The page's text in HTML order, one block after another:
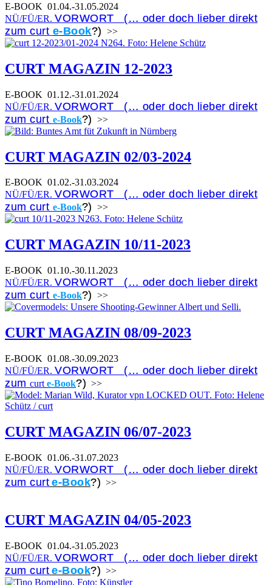
E-BOOK 01.04.-31.05.2024
NÜ/FÜ/ER. VORWORT (… oder doch lieber direkt
zum curt e-Book?) >>
CURT MAGAZIN 12-2023
E-BOOK 01.12.-31.01.2024
NÜ/FÜ/ER. VORWORT (… oder doch lieber direkt
zum curt e-Book?) >>
CURT MAGAZIN 02/03-2024
E-BOOK 01.02.-31.03.2024
NÜ/FÜ/ER. VORWORT (… oder doch lieber direkt
zum curt e-Book?) >>
CURT MAGAZIN 10/11-2023
E-BOOK 01.10.-30.11.2023
NÜ/FÜ/ER. VORWORT (… oder doch lieber direkt
zum curt e-Book?) >>
CURT MAGAZIN 08/09-2023
E-BOOK 01.08.-30.09.2023
NÜ/FÜ/ER. VORWORT (… oder doch lieber direkt
zum curt e-Book?) >>
CURT MAGAZIN 06/07-2023
E-BOOK 01.06.-31.07.2023
NÜ/FÜ/ER. VORWORT (… oder doch lieber direkt
zum curt e-Book?) >>
CURT MAGAZIN 04/05-2023
E-BOOK 01.04.-31.05.2023
NÜ/FÜ/ER. VORWORT (… oder doch lieber direkt
zum curt e-Book?) >>